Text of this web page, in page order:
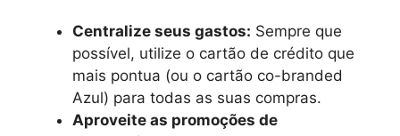
Centralize seus gastos: Sempre que
possível, utilize o cartão de crédito que
mais pontua (ou o cartão co-branded
Azul) para todas as suas compras.
Aproveite as promoções de